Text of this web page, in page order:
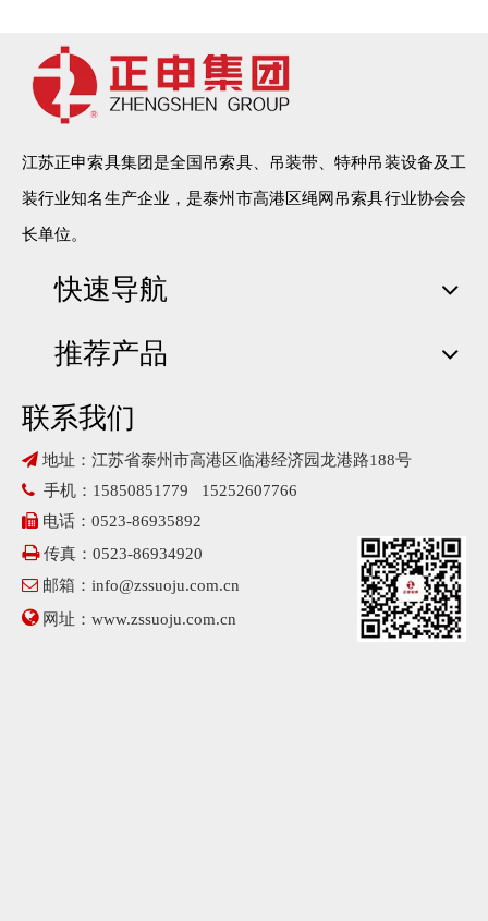
三、柔性吊装带的优点
2、强度重量比较高
3、柔性吊带的吊装方式多且吊装带受力均匀，从而使吊装带的工
4、吊装方式多，也可以用于拖拉被吊物
5、可附加抗磨及防切断保护套
6、不导电，无触电危险
环绕以构成循环状100％PES织成不受力的套管对承载芯加以保
8、特别适用于圆环形物体的吊装。
9、柔性吊装带外表面精细，平滑的物体不会造成损伤，对易损物
体不会造成损伤
10、轻便柔软，在狭小的空间也易使用。
11、最大负荷0.5-500吨，有效长度0.5-80米
12、符合中国行业标准JB／T8521-2007
13、柔性吊装带的弹性伸长较小，工作载荷下 < 2%，断裂载荷下
<12% 14、使用的温度范围—40℃—180℃ 15、可附加抗磨保
护套及防切断保护套。
江苏正申索具集团是全国吊索具、吊装带、特种吊装设备及工
装行业知名生产企业，是泰州市高港区绳网吊索具行业协会会
长单位。
快速导航
推荐产品
联系我们
 地址：江苏省泰州市高港区临港经济园龙港路188号
 手机：15850851779 15252607766
 电话：0523-86935892
传真：0523-86934920
 邮箱： info@zssuoju.com.cn
网址： www.zssuoju.com.cn